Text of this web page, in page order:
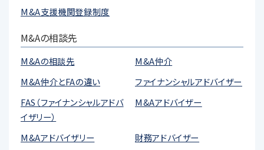
M&A支援機関登録制度
M&Aの相談先
M&Aの相談先
M&A仲介
M&A仲介とFAの違い
ファイナンシャルアドバイザー
FAS（ファイナンシャルアドバ
イザリー）
M&Aアドバイザー
M&Aアドバイザリー
財務アドバイザー